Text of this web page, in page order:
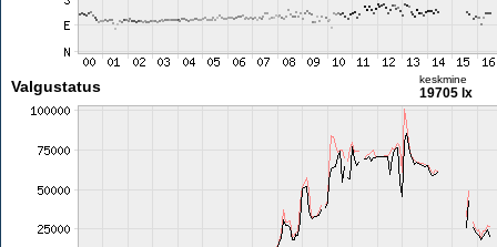
Valgustatus keskmine
19705 lx